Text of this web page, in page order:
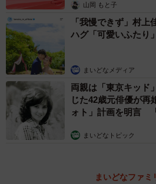
山岡 もと子
「我慢できず」村
ハグ「可愛いふたり
まいどなメディア
両親は「東京キッ
じた42歳元俳優が再
ォト」計画を明言
まいどなトピック
まいどなファミ